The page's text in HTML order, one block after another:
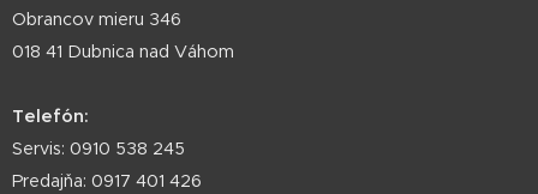
Obrancov mieru 346
018 41 Dubnica nad Váhom
Telefón:
Servis: 0910 538 245
Predajňa: 0917 401 426